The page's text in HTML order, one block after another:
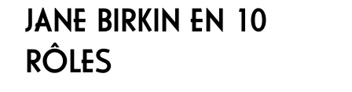
JANE BIRKIN EN 10
RÔLES